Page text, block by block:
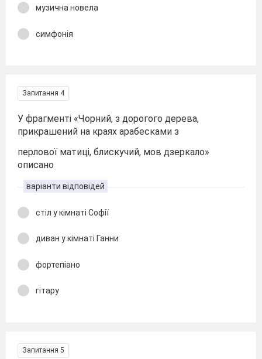
музична новела
симфонія
Запитання 4
У фрагменті «Чорний, з дорогого дерева,
прикрашений на краях арабесками з
перлової матиці, блискучий, мов дзеркало»
описано
варіанти відповідей
стіл у кімнаті Софії
диван у кімнаті Ганни
фортепіано
гітару
Запитання 5